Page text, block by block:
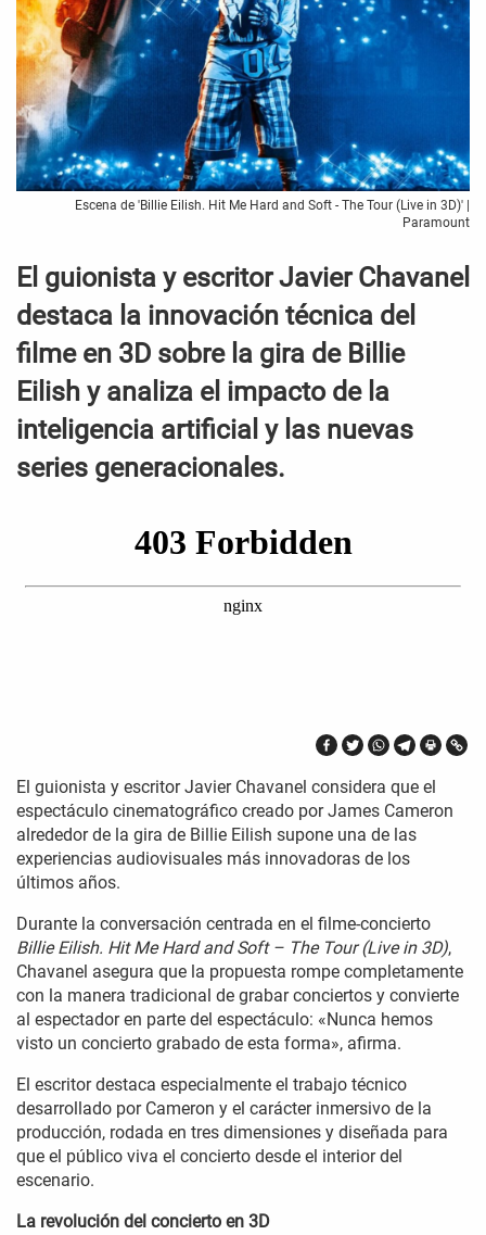
Escena de 'Billie Eilish. Hit Me Hard and Soft - The Tour (Live in 3D)' |
Paramount
El guionista y escritor Javier Chavanel
destaca la innovación técnica del
filme en 3D sobre la gira de Billie
Eilish y analiza el impacto de la
inteligencia artificial y las nuevas
series generacionales.
El guionista y escritor Javier Chavanel considera que el
espectáculo cinematográfico creado por James Cameron
alrededor de la gira de Billie Eilish supone una de las
experiencias audiovisuales más innovadoras de los
últimos años.
Durante la conversación centrada en el filme-concierto
Billie Eilish. Hit Me Hard and Soft – The Tour (Live in 3D),
Chavanel asegura que la propuesta rompe completamente
con la manera tradicional de grabar conciertos y convierte
al espectador en parte del espectáculo: «Nunca hemos
visto un concierto grabado de esta forma», afirma.
El escritor destaca especialmente el trabajo técnico
desarrollado por Cameron y el carácter inmersivo de la
producción, rodada en tres dimensiones y diseñada para
que el público viva el concierto desde el interior del
escenario.
La revolución del concierto en 3D